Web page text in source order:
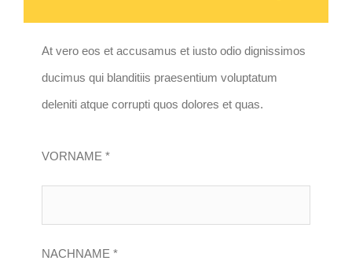
At vero eos et accusamus et iusto odio dignissimos
ducimus qui blanditiis praesentium voluptatum
deleniti atque corrupti quos dolores et quas.
VORNAME *
NACHNAME *